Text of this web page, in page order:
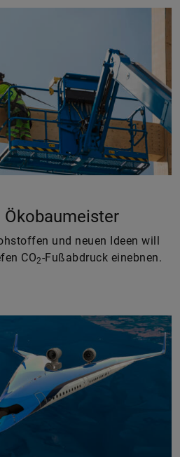
und neuen Ideen will
CO2-Fußabdruck einebnen.